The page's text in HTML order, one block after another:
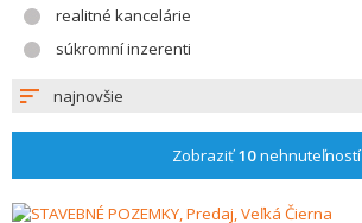
realitné kancelárie
súkromní inzerenti
najnovšie
Zobraziť10nehnuteľností